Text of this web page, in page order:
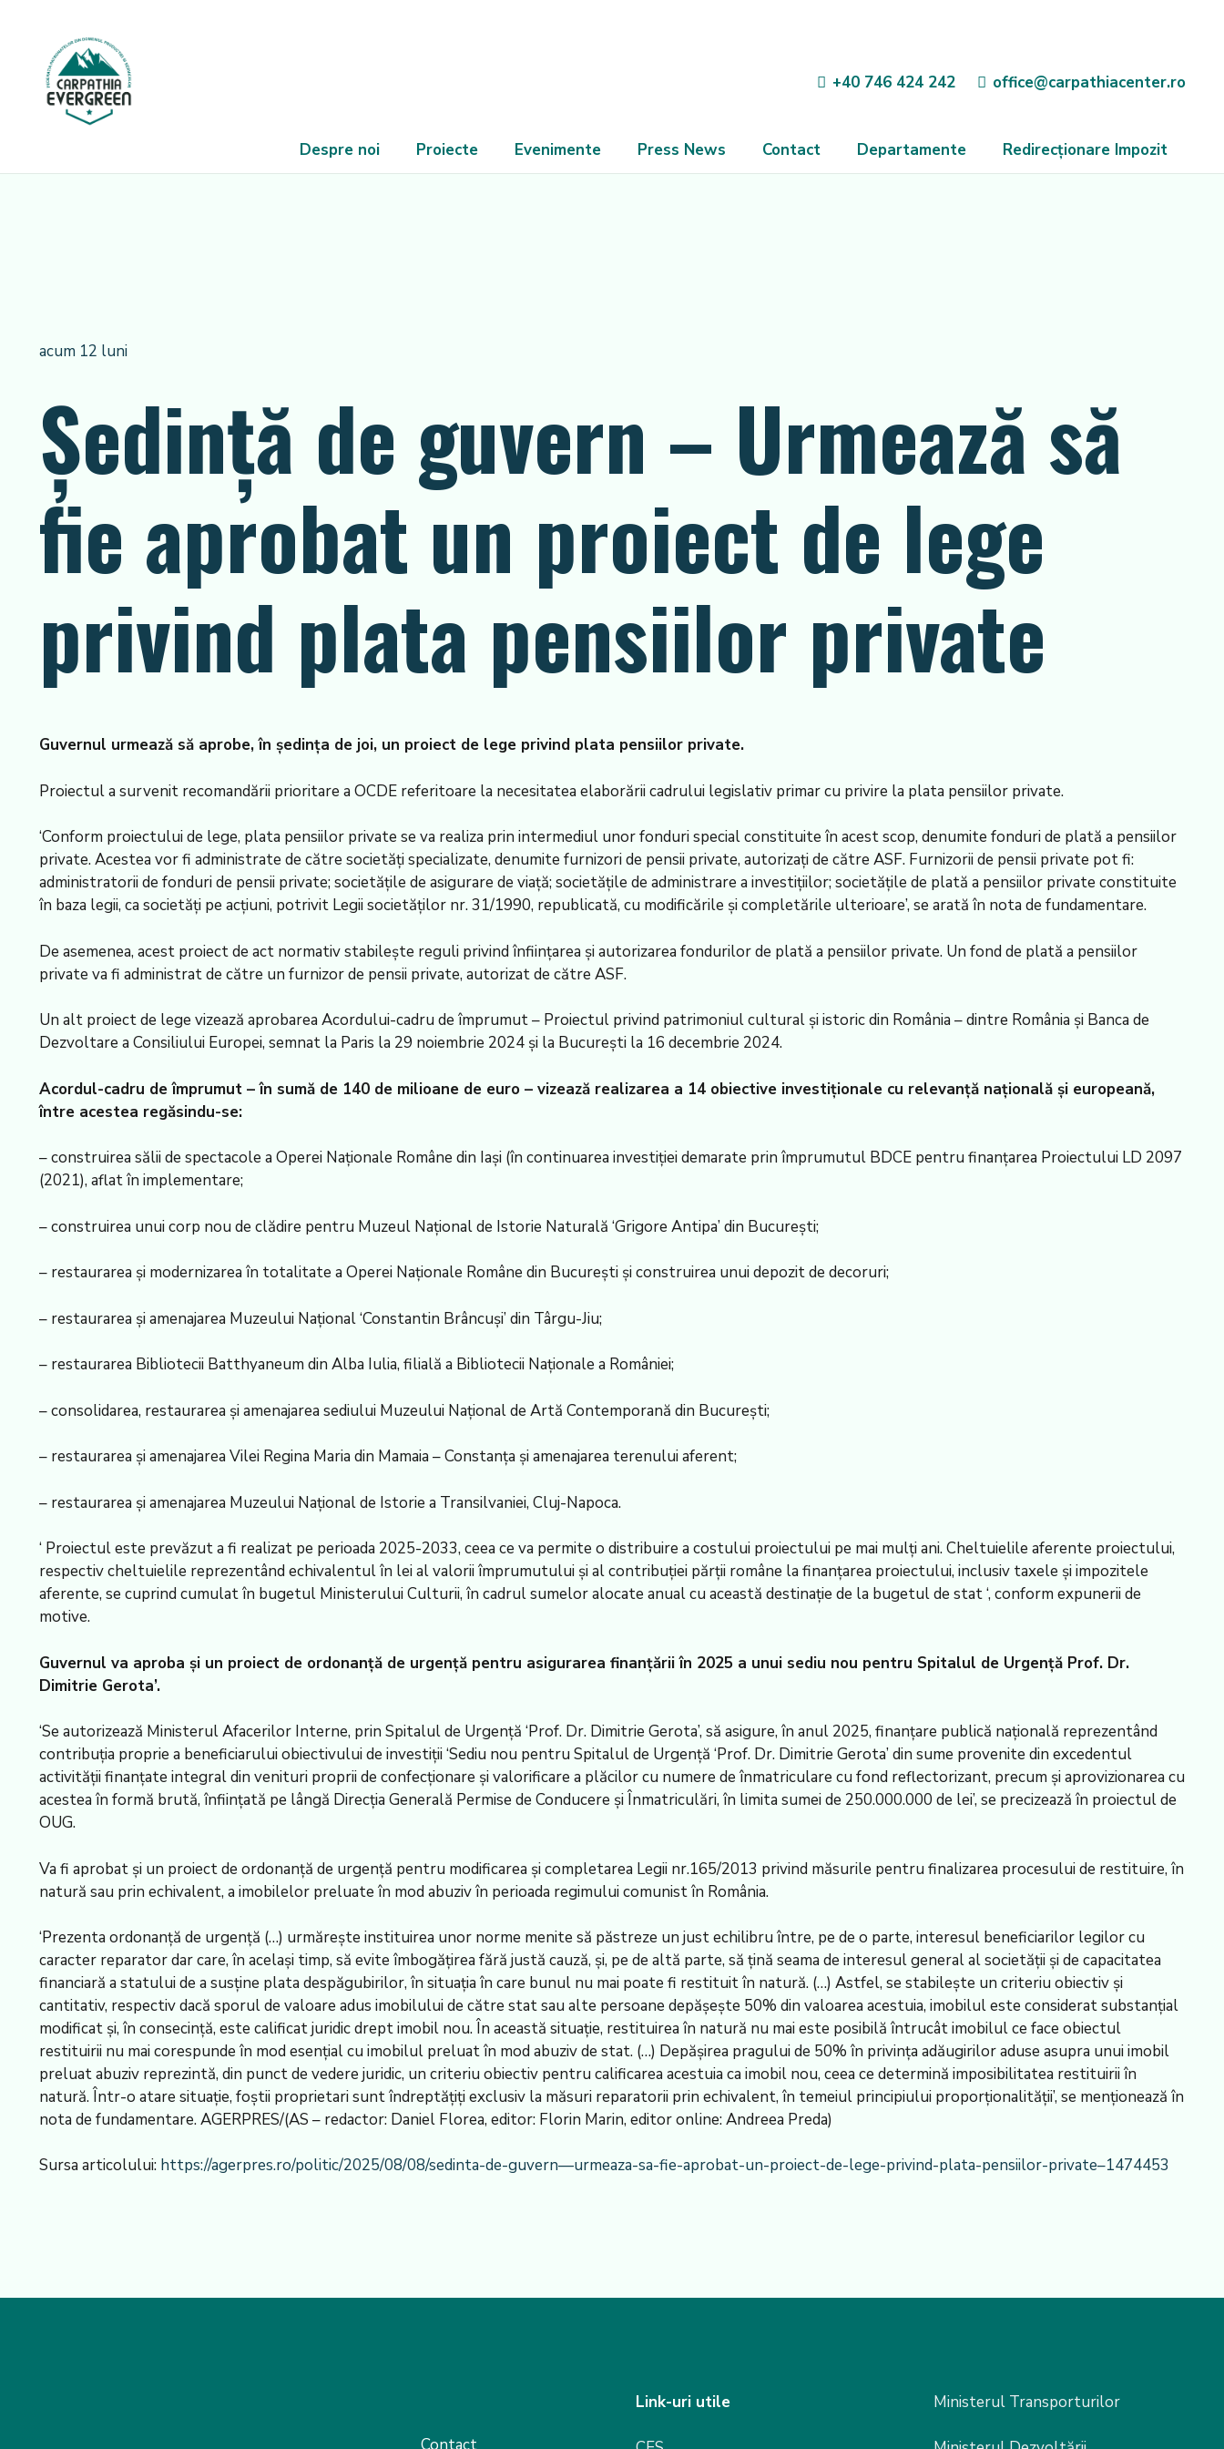
+40 746 424 242 office@carpathiacenter.ro
Despre noi Proiecte Evenimente Press News Contact Departamente Redirecționare Impozit
acum 12 luni
Ședință de guvern – Urmează să
fie aprobat un proiect de lege
privind plata pensiilor private
Guvernul urmează să aprobe, în ședința de joi, un proiect de lege privind plata pensiilor private.
Proiectul a survenit recomandării prioritare a OCDE referitoare la necesitatea elaborării cadrului legislativ primar cu privire la plata pensiilor private.
‘Conform proiectului de lege, plata pensiilor private se va realiza prin intermediul unor fonduri special constituite în acest scop, denumite fonduri de plată a pensiilor
private. Acestea vor fi administrate de către societăți specializate, denumite furnizori de pensii private, autorizați de către ASF. Furnizorii de pensii private pot fi:
administratorii de fonduri de pensii private; societățile de asigurare de viață; societățile de administrare a investițiilor; societățile de plată a pensiilor private constituite
în baza legii, ca societăți pe acțiuni, potrivit Legii societăților nr. 31/1990, republicată, cu modificările și completările ulterioare’, se arată în nota de fundamentare.
De asemenea, acest proiect de act normativ stabilește reguli privind înființarea și autorizarea fondurilor de plată a pensiilor private. Un fond de plată a pensiilor
private va fi administrat de către un furnizor de pensii private, autorizat de către ASF.
Un alt proiect de lege vizează aprobarea Acordului-cadru de împrumut – Proiectul privind patrimoniul cultural și istoric din România – dintre România și Banca de
Dezvoltare a Consiliului Europei, semnat la Paris la 29 noiembrie 2024 și la București la 16 decembrie 2024.
Acordul-cadru de împrumut – în sumă de 140 de milioane de euro – vizează realizarea a 14 obiective investiționale cu relevanță națională și europeană,
între acestea regăsindu-se:
– construirea sălii de spectacole a Operei Naționale Române din Iași (în continuarea investiției demarate prin împrumutul BDCE pentru finanțarea Proiectului LD 2097
(2021), aflat în implementare;
– construirea unui corp nou de clădire pentru Muzeul Național de Istorie Naturală ‘Grigore Antipa’ din București;
– restaurarea și modernizarea în totalitate a Operei Naționale Române din București și construirea unui depozit de decoruri;
– restaurarea și amenajarea Muzeului Național ‘Constantin Brâncuși’ din Târgu-Jiu;
– restaurarea Bibliotecii Batthyaneum din Alba Iulia, filială a Bibliotecii Naționale a României;
– consolidarea, restaurarea și amenajarea sediului Muzeului Național de Artă Contemporană din București;
– restaurarea și amenajarea Vilei Regina Maria din Mamaia – Constanța și amenajarea terenului aferent;
– restaurarea și amenajarea Muzeului Național de Istorie a Transilvaniei, Cluj-Napoca.
‘ Proiectul este prevăzut a fi realizat pe perioada 2025-2033, ceea ce va permite o distribuire a costului proiectului pe mai mulți ani. Cheltuielile aferente proiectului,
respectiv cheltuielile reprezentând echivalentul în lei al valorii împrumutului și al contribuției părții române la finanțarea proiectului, inclusiv taxele și impozitele
aferente, se cuprind cumulat în bugetul Ministerului Culturii, în cadrul sumelor alocate anual cu această destinație de la bugetul de stat ‘, conform expunerii de
motive.
Guvernul va aproba și un proiect de ordonanță de urgență pentru asigurarea finanțării în 2025 a unui sediu nou pentru Spitalul de Urgență Prof. Dr.
Dimitrie Gerota’.
‘Se autorizează Ministerul Afacerilor Interne, prin Spitalul de Urgență ‘Prof. Dr. Dimitrie Gerota’, să asigure, în anul 2025, finanțare publică națională reprezentând
contribuția proprie a beneficiarului obiectivului de investiții ‘Sediu nou pentru Spitalul de Urgență ‘Prof. Dr. Dimitrie Gerota’ din sume provenite din excedentul
activității finanțate integral din venituri proprii de confecționare și valorificare a plăcilor cu numere de înmatriculare cu fond reflectorizant, precum și aprovizionarea cu
acestea în formă brută, înființată pe lângă Direcția Generală Permise de Conducere și Înmatriculări, în limita sumei de 250.000.000 de lei’, se precizează în proiectul de
OUG.
Va fi aprobat și un proiect de ordonanță de urgență pentru modificarea și completarea Legii nr.165/2013 privind măsurile pentru finalizarea procesului de restituire, în
natură sau prin echivalent, a imobilelor preluate în mod abuziv în perioada regimului comunist în România.
‘Prezenta ordonanță de urgență (…) urmărește instituirea unor norme menite să păstreze un just echilibru între, pe de o parte, interesul beneficiarilor legilor cu
caracter reparator dar care, în același timp, să evite îmbogățirea fără justă cauză, și, pe de altă parte, să țină seama de interesul general al societății și de capacitatea
financiară a statului de a susține plata despăgubirilor, în situația în care bunul nu mai poate fi restituit în natură. (…) Astfel, se stabilește un criteriu obiectiv și
cantitativ, respectiv dacă sporul de valoare adus imobilului de către stat sau alte persoane depășește 50% din valoarea acestuia, imobilul este considerat substanțial
modificat și, în consecință, este calificat juridic drept imobil nou. În această situație, restituirea în natură nu mai este posibilă întrucât imobilul ce face obiectul
restituirii nu mai corespunde în mod esențial cu imobilul preluat în mod abuziv de stat. (…) Depășirea pragului de 50% în privința adăugirilor aduse asupra unui imobil
preluat abuziv reprezintă, din punct de vedere juridic, un criteriu obiectiv pentru calificarea acestuia ca imobil nou, ceea ce determină imposibilitatea restituirii în
natură. Într-o atare situație, foștii proprietari sunt îndreptățiți exclusiv la măsuri reparatorii prin echivalent, în temeiul principiului proporționalității’, se menționează în
nota de fundamentare. AGERPRES/(AS – redactor: Daniel Florea, editor: Florin Marin, editor online: Andreea Preda)
Sursa articolului:https://agerpres.ro/politic/2025/08/08/sedinta-de-guvern—urmeaza-sa-fie-aprobat-un-proiect-de-lege-privind-plata-pensiilor-private–1474453
Link-uri utile Ministerul Transporturilor